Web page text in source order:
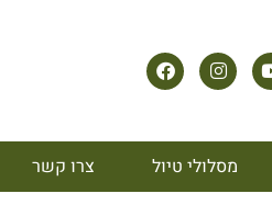
מסלולי טיול צרו קשר